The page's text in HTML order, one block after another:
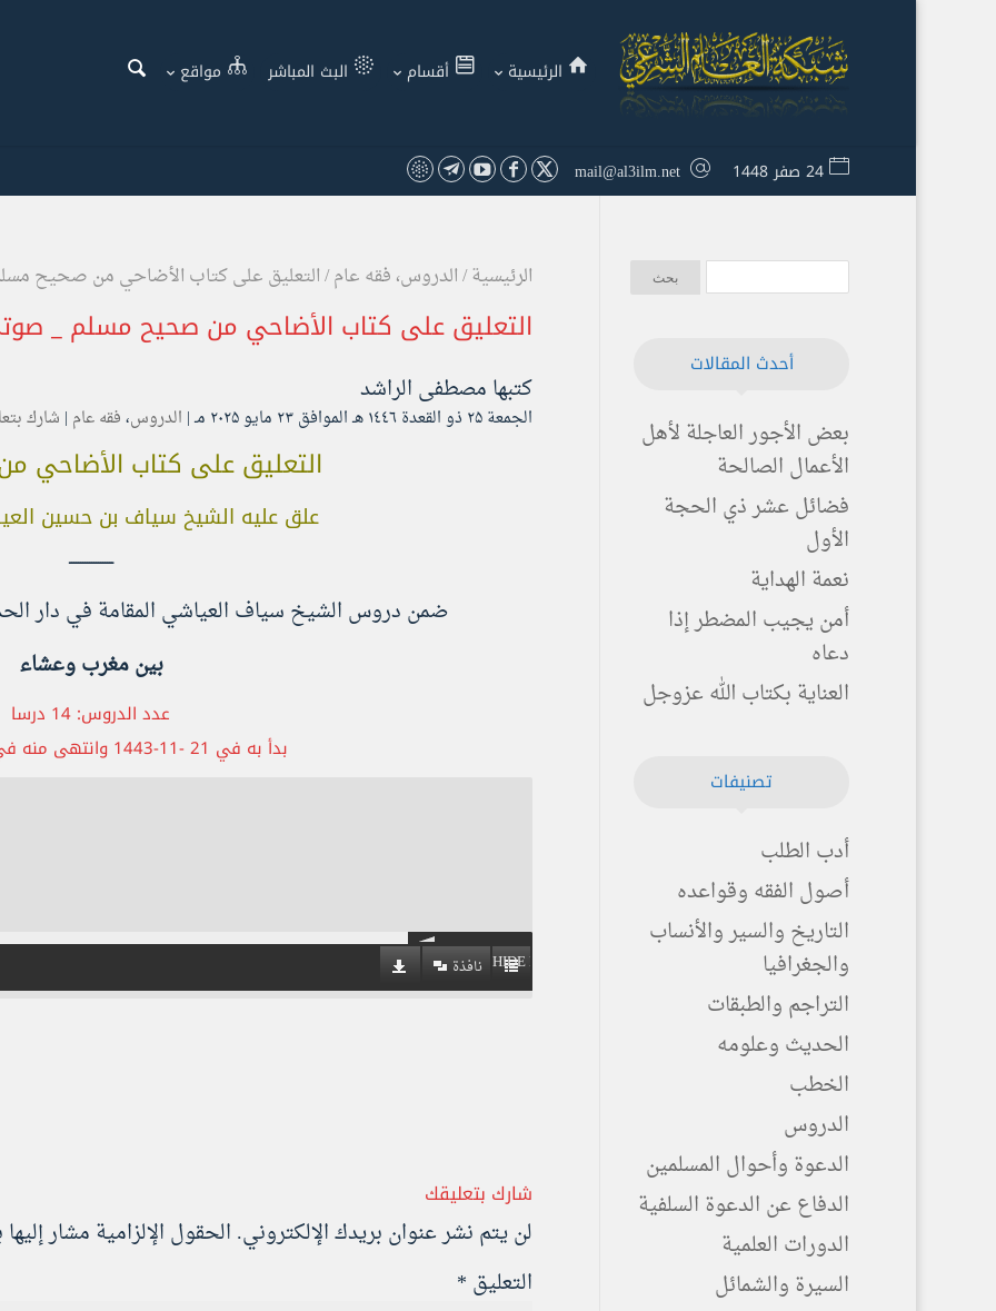
الرئيسية أقسام البث المباشر مواقع
24 صفر 1448 mail@al3ilm.net
الرئيسية/الدروس، فقه عام/التعليق على كتاب الأضاحي من صحيح
التعليق على كتاب الأضاحي من صحيح مسلم _
كتبها مصطفى الراشد
الجمعة ۲۵ ذو القعدة ۱٤٤٦ هـ الموافق ۲۳ مايو ۲۰۲۵ مـ | الدروس،فقه عام | شارك
التعليق على كتاب الأضاحي
علق عليه الشيخ سياف بن حسين
ــــــــــــــــــــ
ضمن دروس الشيخ سياف العياشي المقامة في دار
بين مغرب وعشاء
عدد الدروس: 14 درسا
بدأ به في 21 -11-1443 وانتهى منه في 08-12-1443
HIDE PLAYLIST نافذة
شارك بتعليقك
لن يتم نشر عنوان بريدك الإلكتروني. الحقول الإلزامية مشار إليها
التعليق *
أحدث المقالات
بعض الأجور العاجلة لأهل
الأعمال الصالحة
فضائل عشر ذي الحجة
الأول
نعمة الهداية
أمن يجيب المضطر إذا
دعاه
العناية بكتاب الله عزوجل
تصنيفات
أدب الطلب
أصول الفقه وقواعده
التاريخ والسير والأنساب
والجغرافيا
التراجم والطبقات
الحديث وعلومه
الخطب
الدروس
الدعوة وأحوال المسلمين
الدفاع عن الدعوة السلفية
الدورات العلمية
السيرة والشمائل